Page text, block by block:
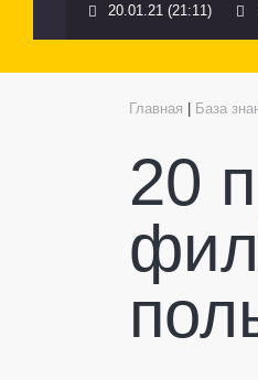
20.01.21 (21:11)
Главная База
20